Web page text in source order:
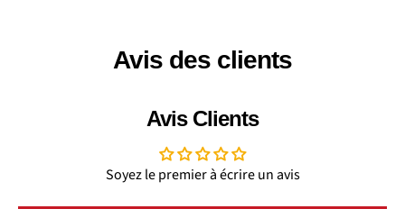
Avis des clients
Avis Clients
Soyez le premier à écrire un avis